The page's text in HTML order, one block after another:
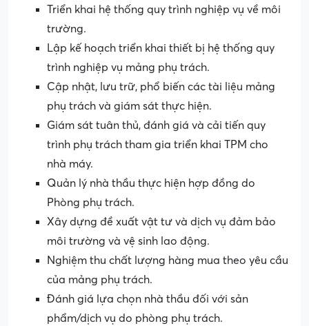
Triển khai hệ thống quy trình nghiệp vụ về môi
trường.
Lập kế hoạch triển khai thiết bị hệ thống quy
trình nghiệp vụ mảng phụ trách.
Cập nhật, lưu trữ, phổ biến các tài liệu mảng
phụ trách và giám sát thực hiện.
Giám sát tuân thủ, đánh giá và cải tiến quy
trình phụ trách tham gia triển khai TPM cho
nhà máy.
Quản lý nhà thầu thực hiện hợp đồng do
Phòng phụ trách.
Xây dựng đề xuất vật tư và dịch vụ đảm bảo
môi trường và vệ sinh lao động.
Nghiệm thu chất lượng hàng mua theo yêu cầu
của mảng phụ trách.
Đánh giá lựa chọn nhà thầu đối với sản
phẩm/dịch vụ do phòng phụ trách.